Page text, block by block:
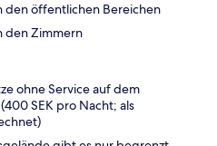
den öffentlichen Bereichen
den Zimmern
ohne Service auf dem
SEK pro Nacht; als